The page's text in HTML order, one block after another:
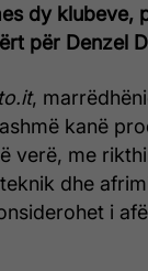
dy klubeve,
për Denzel
,
kanë
verë, me
dhe
i